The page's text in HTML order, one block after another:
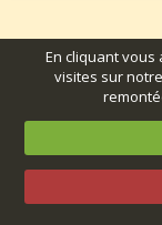
En cliquant
visites sur